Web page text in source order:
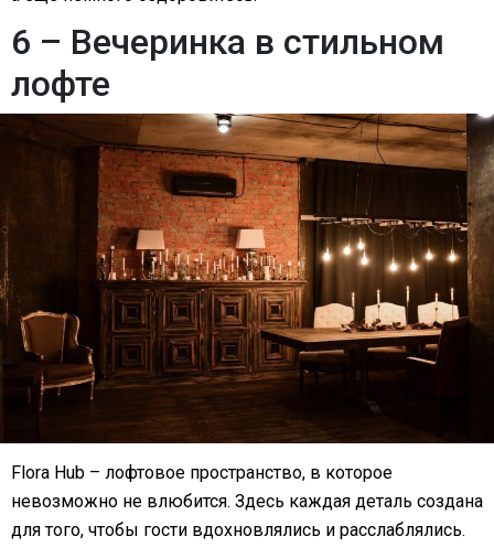
6 – Вечеринка в стильном
лофте
Flora Hub – лофтовое пространство, в которое
невозможно не влюбится. Здесь каждая деталь создана
для того, чтобы гости вдохновлялись и расслаблялись.